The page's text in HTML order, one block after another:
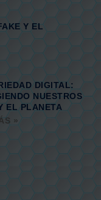
Y EL
DIGITAL:
NUESTROS
EL PLANETA
»